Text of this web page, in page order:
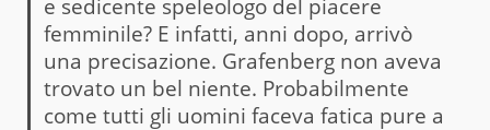
e sedicente speleologo del piacere
femminile? E infatti, anni dopo, arrivò
una precisazione. Grafenberg non aveva
trovato un bel niente. Probabilmente
come tutti gli uomini faceva fatica pure a